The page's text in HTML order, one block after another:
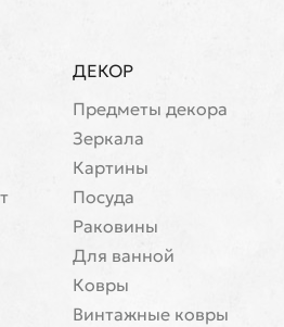
ДЕКОР
Предметы декора
Зеркала
Картины
Посуда
Раковины
Для ванной
Ковры
Винтажные ковры